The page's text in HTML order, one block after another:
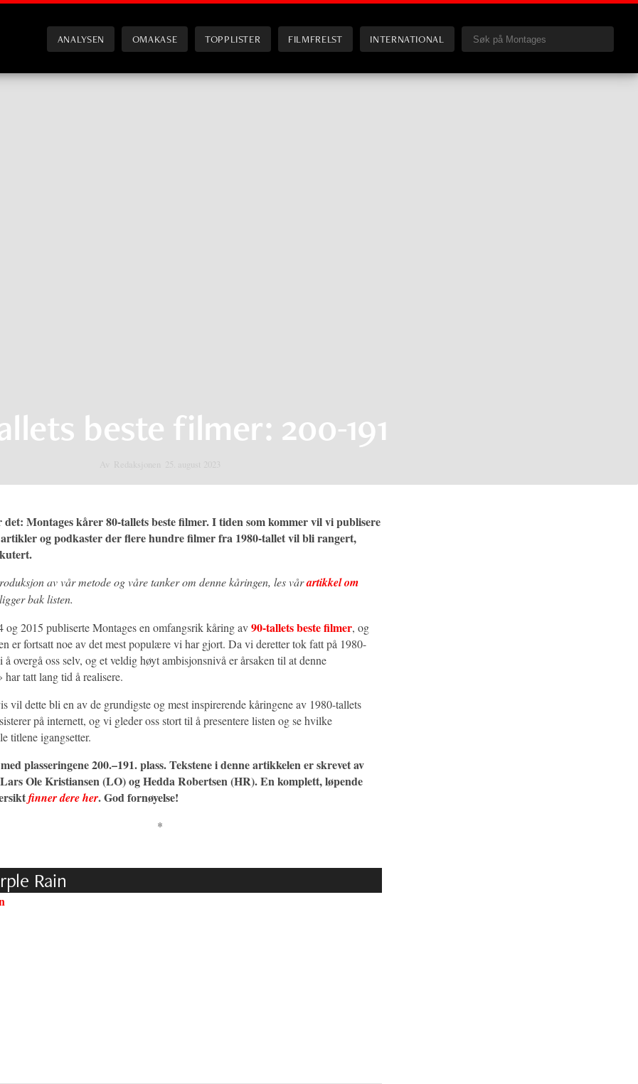
ANALYSEN OMAKASE TOPPLISTER FILMFRELST INTERNATIONAL
beste filmer: 200-191
Montages kårer 80-tallets beste filmer. I tiden som kommer vil vi publisere
artikler og podkaster der flere hundre filmer fra 1980-tallet vil bli rangert,
av vår metode og våre tanker om denne kåringen, les vårartikkel om
bak listen.
og 2015 publiserte Montages en omfangsrik kåring av90-tallets beste filmer, og
er fortsatt noe av det mest populære vi har gjort. Da vi deretter tok fatt på 1980-
å overgå oss selv, og et veldig høyt ambisjonsnivå er årsaken til at denne
har tatt lang tid å realisere.
vil dette bli en av de grundigste og mest inspirerende kåringene av 1980-tallets
på internett, og vi gleder oss stort til å presentere listen og se hvilke
titlene igangsetter.
plasseringene 200.–191. plass. Tekstene i denne artikkelen er skrevet av
Ole Kristiansen (LO) og Hedda Robertsen (HR). En komplett, løpende
finner dere her. God fornøyelse!
*
Rain